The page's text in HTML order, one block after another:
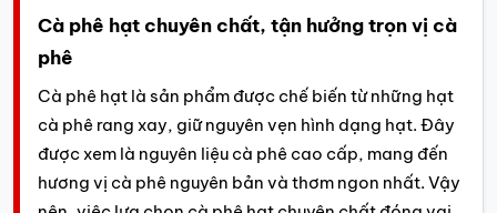
Cà phê hạt chuyên chất, tận hưởng trọn vị cà
phê
Cà phê hạt là sản phẩm được chế biến từ những hạt
cà phê rang xay, giữ nguyên vẹn hình dạng hạt. Đây
được xem là nguyên liệu cà phê cao cấp, mang đến
hương vị cà phê nguyên bản và thơm ngon nhất. Vậy